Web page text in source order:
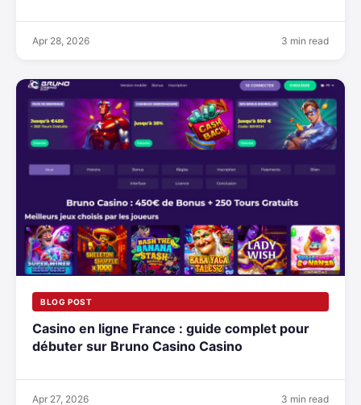
Apr 28, 2026 3 min read
BLOG POST
Casino en ligne France : guide complet pour
débuter sur Bruno Casino Casino
Apr 27, 2026 3 min read